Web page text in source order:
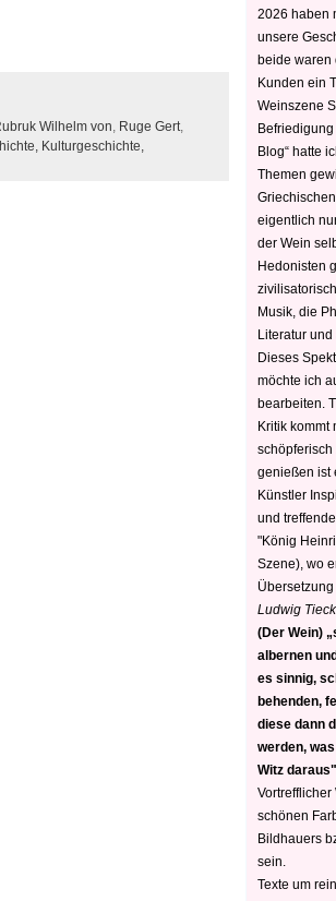
Wilhelm von Ruge Gert
Kulturgeschichte,
2026 haben
unsere
beide waren
Kunden ein
Weinszene
Blog“ hatte
Themen
eigentlich
der Wein
Hedonisten
Musik, die
Literatur und
Dieses
möchte ich
bearbeiten.
Kritik kommt
schöpferisch
genießen ist
Künstler
und
"König
Szene), wo
Übersetzung
Ludwig Tieck
(Der Wein)
albernen
es sinnig,
behenden,
diese dann
werden,
Witz
schönen
Bildhauers
sein.
Texte um